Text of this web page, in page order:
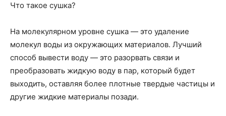
Что такое сушка?
На молекулярном уровне сушка — это удаление
молекул воды из окружающих материалов. Лучший
способ вывести воду — это разорвать связи и
преобразовать жидкую воду в пар, который будет
выходить, оставляя более плотные твердые частицы и
другие жидкие материалы позади.